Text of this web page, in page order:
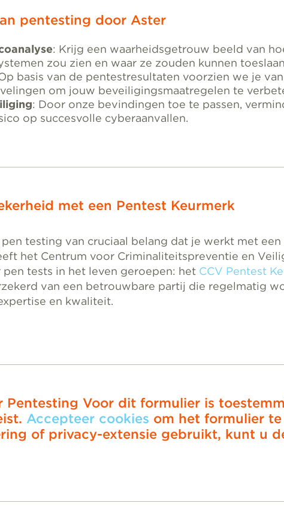
pentesting door Aster
: Krijg een waarheidsgetrouw beeld van
zou zien en waar ze zouden kunnen
basis van de pentestresultaten voorzien we je
om jouw beveiligingsmaatregelen te
: Door onze bevindingen toe te passen,
op succesvolle cyberaanvallen.
met een Pentest Keurmerk
testing van cruciaal belang dat je werkt met
het Centrum voor Criminaliteitspreventie en
tests in het leven geroepen: het CCV Pentest
van een betrouwbare partij die regelmatig
en kwaliteit.
Pentesting Voor dit formulier is
Accepteer cookies om het formulier
of privacy-extensie gebruikt, kunt u